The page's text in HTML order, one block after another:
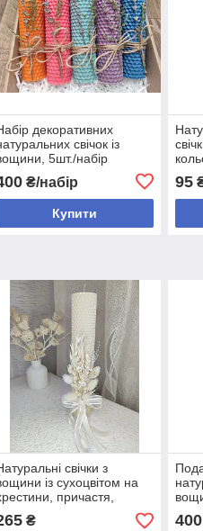
декоративних
свічок із
5шт./набір
₴/набір
Купити
95
свічки з
із сухоцвітом на
причастя,
весілля, 26*5см
₴ 400